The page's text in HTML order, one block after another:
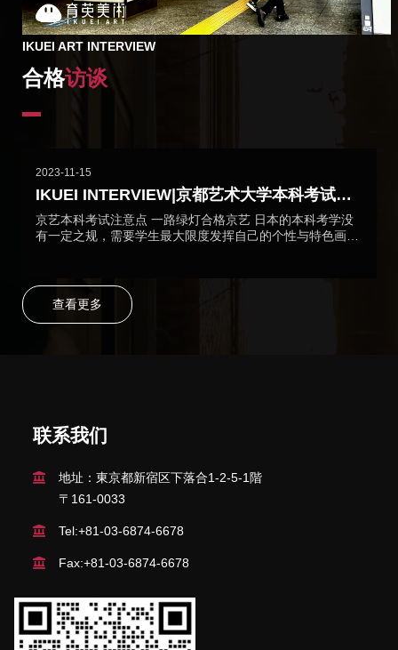
IKUEI ART INTERVIEW
合格访谈
2023-11-15
IKUEI INTERVIEW|京都艺术大学本科考试合
格再现
京艺本科考试注意点 一路绿灯合格京艺 日本的本科考学没
有一定之规，需要学生最大限度发挥自己的个性与特色画出
试，合格后，等成绩出来再补交。 考试科目4选二 手部素
描/静物素描/面试/小论文。四个中选择自己擅长的项目去考
试。非常灵活。 自…
查看更多
联系我们
地址：東京都新宿区下落合1-2-5-1階
〒161-0033
Tel:+81-03-6874-6678
Fax:+81-03-6874-6678